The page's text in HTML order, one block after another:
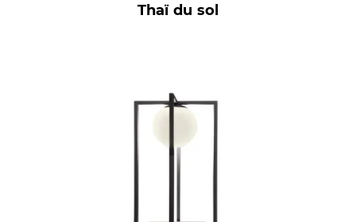
Thaï du sol